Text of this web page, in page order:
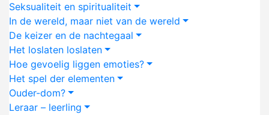
Seksualiteit en spiritualiteit
In de wereld, maar niet van de wereld
De keizer en de nachtegaal
Het loslaten loslaten
Hoe gevoelig liggen emoties?
Het spel der elementen
Ouder-dom?
Leraar – leerling